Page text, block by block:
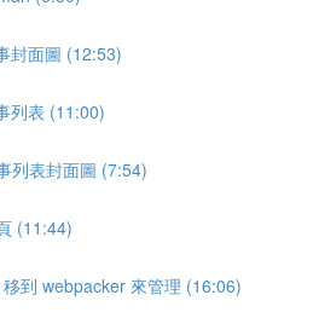
封面圖 (12:53)
列表 (11:00)
列表封面圖 (7:54)
(11:44)
到 webpacker 來管理 (16:06)